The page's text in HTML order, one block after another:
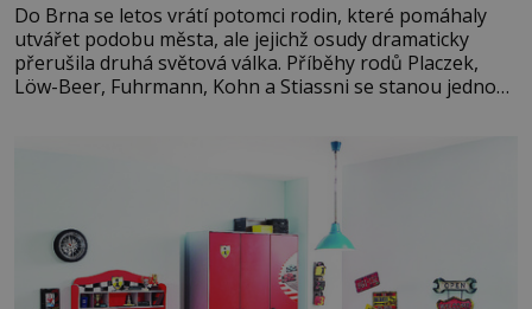
Do Brna se letos vrátí potomci rodin, které pomáhaly
utvářet podobu města, ale jejichž osudy dramaticky
přerušila druhá světová válka. Příběhy rodů Placzek,
Löw-Beer, Fuhrmann, Kohn a Stiassni se stanou jednou
jednoduché. Místa, která si člověk pamatuje z rodinných